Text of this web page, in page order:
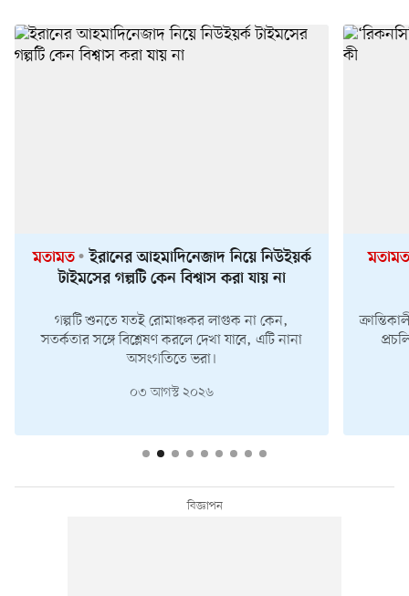
মতামত
ইরানের আহমাদিনেজাদ নিয়ে নিউইয়র্ক
টাইমসের গল্পটি কেন বিশ্বাস করা যায় না
গল্পটি শুনতে যতই রোমাঞ্চকর লাগুক না কেন,
সতর্কতার সঙ্গে বিশ্লেষণ করলে দেখা যাবে, এটি নানা
অসংগতিতে ভরা।
০৩ আগস্ট ২০২৬
মতামত